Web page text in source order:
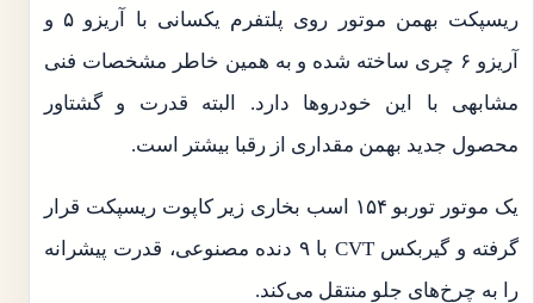
ریسپکت بهمن موتور روی پلتفرم یکسانی با آریزو ۵ و
آریزو ۶ چری ساخته شده و به همین خاطر مشخصات فنی
مشابهی با این خودروها دارد. البته قدرت و گشتاور
محصول جدید بهمن مقداری از رقبا بیشتر است.
یک موتور توربو ۱۵۴ اسب بخاری زیر کاپوت ریسپکت قرار
گرفته و گیربکس CVT با ۹ دنده مصنوعی، قدرت پیشرانه
را به چرخ‌های جلو منتقل می‌کند.